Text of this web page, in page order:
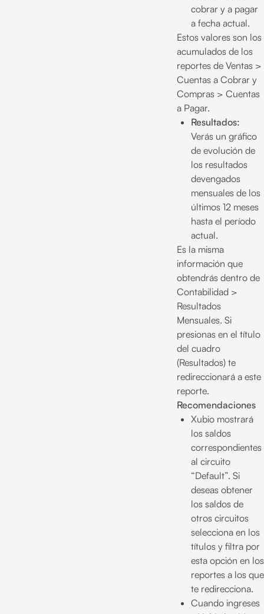
cobrar y a pagar
a fecha actual.
Estos valores son los
acumulados de los
reportes de Ventas >
Cuentas a Cobrar y
Compras > Cuentas
a Pagar.
Resultados:
Verás un gráfico
de evolución de
los resultados
devengados
mensuales de los
últimos 12 meses
hasta el período
actual.
Es la misma
información que
obtendrás dentro de
Contabilidad >
Resultados
Mensuales. Si
presionas en el título
del cuadro
(Resultados) te
redireccionará a este
reporte.
Recomendaciones
Xubio mostrará
los saldos
correspondientes
al circuito
“Default”. Si
deseas obtener
los saldos de
otros circuitos
selecciona en los
títulos y filtra por
esta opción en los
reportes a los que
te redirecciona.
Cuando ingreses